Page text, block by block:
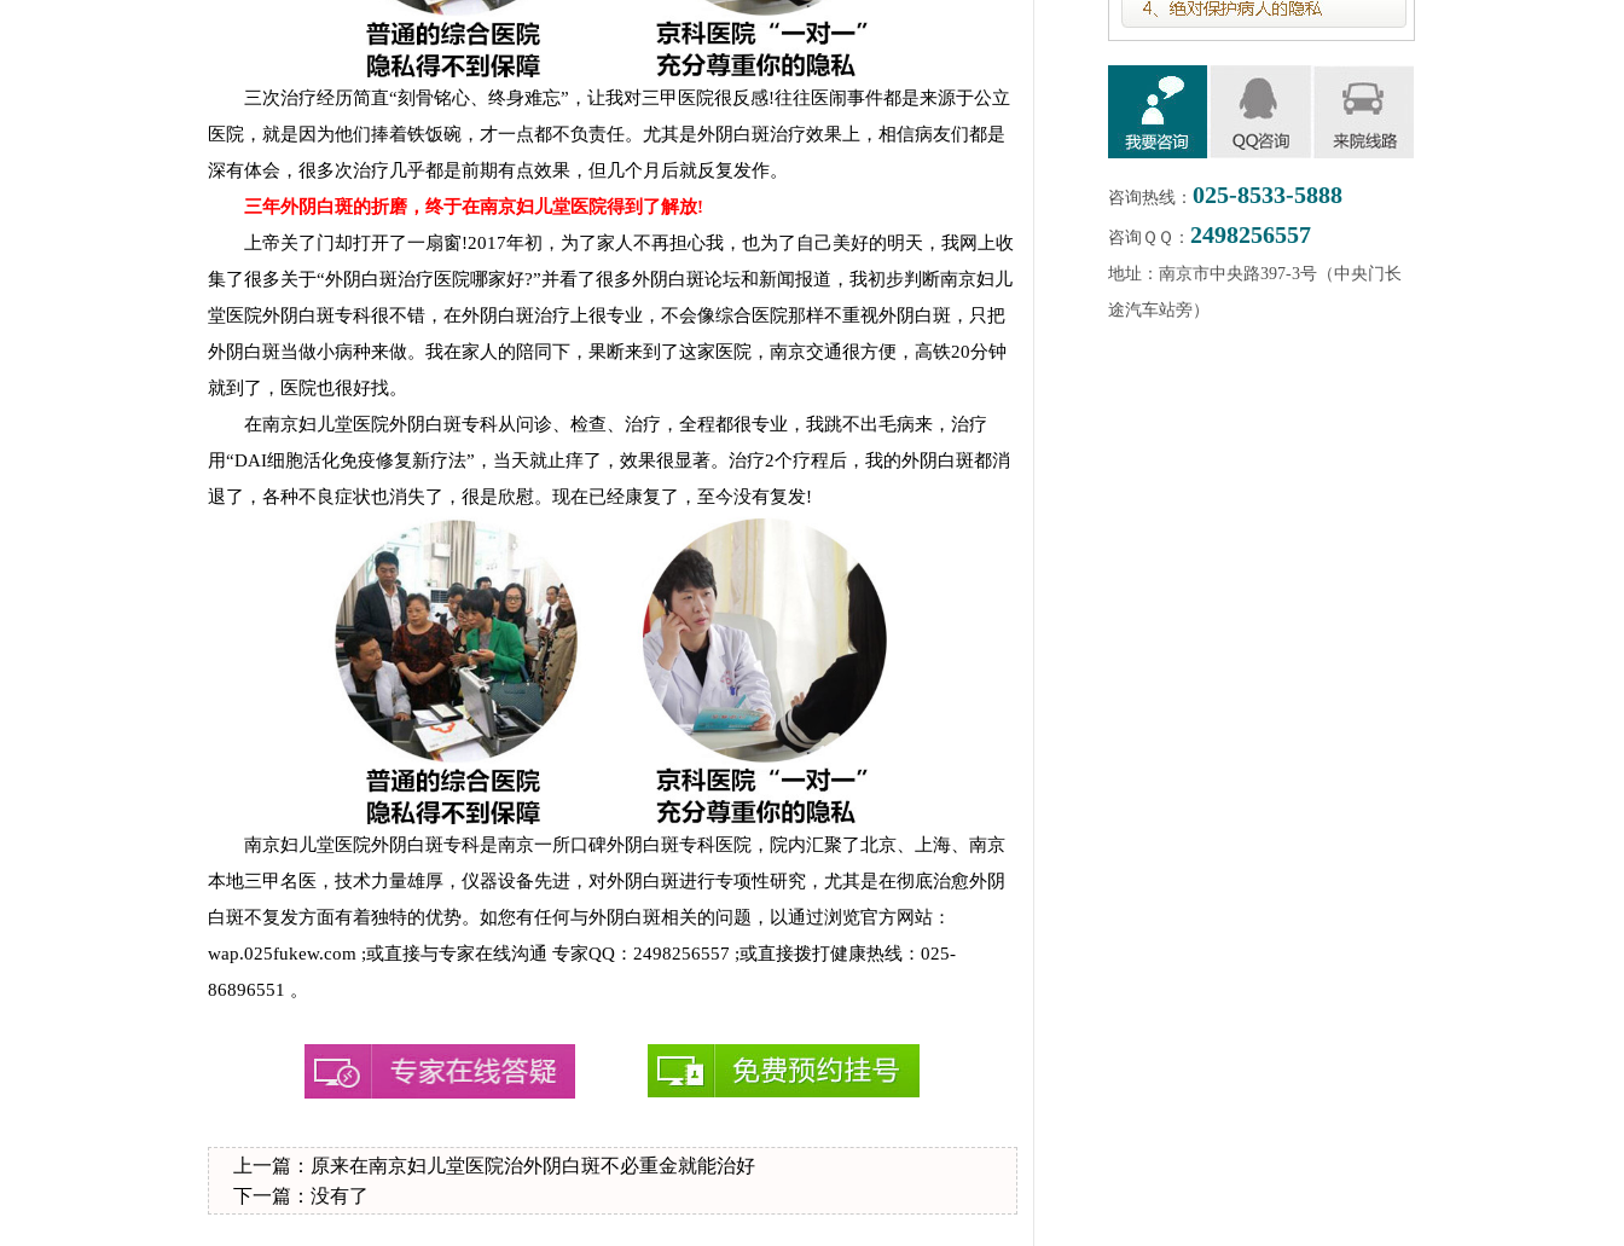
三次治疗经历简直“刻骨铭心、终身难忘”，让我对三甲医院很反感!往往医闹事件都是来源于公立
医院，就是因为他们捧着铁饭碗，才一点都不负责任。尤其是外阴白斑治疗效果上，相信病友们都是
深有体会，很多次治疗几乎都是前期有点效果，但几个月后就反复发作。
三年外阴白斑的折磨，终于在南京妇儿堂医院得到了解放!
上帝关了门却打开了一扇窗!2017年初，为了家人不再担心我，也为了自己美好的明天，我网上收
集了很多关于“外阴白斑治疗医院哪家好?”并看了很多外阴白斑论坛和新闻报道，我初步判断南京妇儿
堂医院外阴白斑专科很不错，在外阴白斑治疗上很专业，不会像综合医院那样不重视外阴白斑，只把
外阴白斑当做小病种来做。我在家人的陪同下，果断来到了这家医院，南京交通很方便，高铁20分钟
就到了，医院也很好找。
在南京妇儿堂医院外阴白斑专科从问诊、检查、治疗，全程都很专业，我跳不出毛病来，治疗
用“DAI细胞活化免疫修复新疗法”，当天就止痒了，效果很显著。治疗2个疗程后，我的外阴白斑都消
退了，各种不良症状也消失了，很是欣慰。现在已经康复了，至今没有复发!
南京妇儿堂医院外阴白斑专科是南京一所口碑外阴白斑专科医院，院内汇聚了北京、上海、南京
本地三甲名医，技术力量雄厚，仪器设备先进，对外阴白斑进行专项性研究，尤其是在彻底治愈外阴
白斑不复发方面有着独特的优势。如您有任何与外阴白斑相关的问题，以通过浏览官方网站：
wap.025fukew.com ;或直接与专家在线沟通 专家QQ：2498256557 ;或直接拨打健康热线：025-
86896551 。
上一篇： 原来在南京妇儿堂医院治外阴白斑不必重金就能治好
下一篇：没有了
咨询热线： 025-8533-5888
咨询ＱＱ： 2498256557
地址：南京市中央路397-3号（中央门长
途汽车站旁）